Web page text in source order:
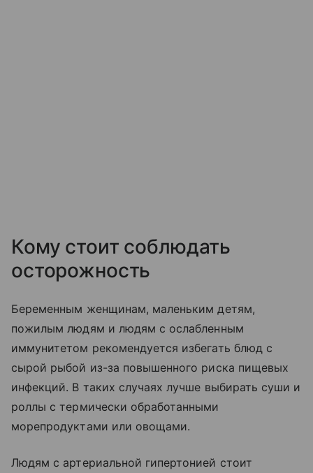
Кому стоит соблюдать
осторожность
Беременным женщинам, маленьким детям,
пожилым людям и людям с ослабленным
иммунитетом рекомендуется избегать блюд с
сырой рыбой из-за повышенного риска пищевых
инфекций. В таких случаях лучше выбирать суши и
роллы с термически обработанными
морепродуктами или овощами.
Людям с артериальной гипертонией стоит